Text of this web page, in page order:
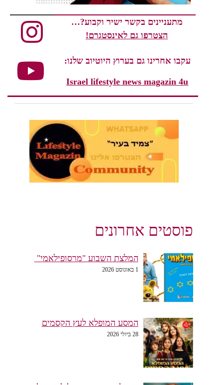
מתעניינים בקשר ישיר וקבוע?…
הצטרפו גם לאינסטגרם!
עקבו אחרינו גם בערוץ היוטיוב שלנו:
Israel lifestyle news magazin 4u
פוסטים אחרונים
המלצת השבוע "מרסופילאמי"
1 באוגוסט 2026
המסע המופלא לעץ הקסמים
28 ביולי 2026